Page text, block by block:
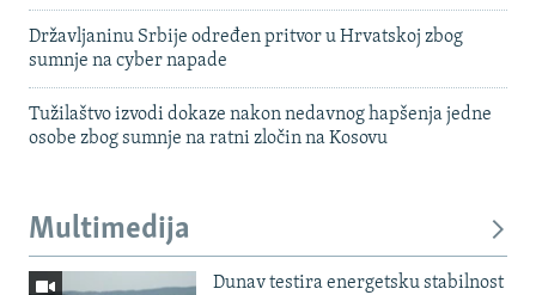
Državljaninu Srbije određen pritvor u Hrvatskoj zbog
sumnje na cyber napade
Tužilaštvo izvodi dokaze nakon nedavnog hapšenja jedne
osobe zbog sumnje na ratni zločin na Kosovu
Multimedija
Dunav testira energetsku stabilnost